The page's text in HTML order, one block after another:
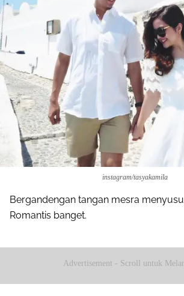
instagram/tasyakamila
Bergandengan tangan mesra
Romantis banget.
Advertisement - Scroll untuk